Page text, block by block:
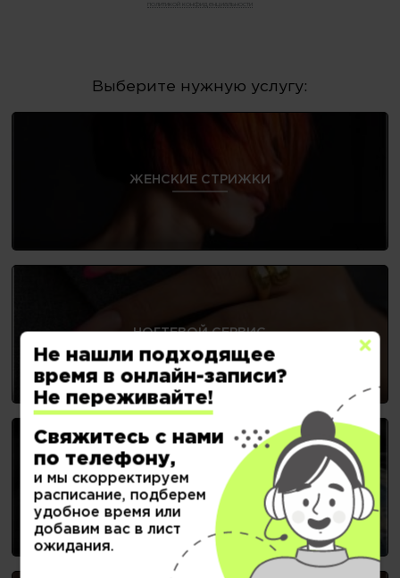
политикой конфиденциальности
Выберите нужную услугу:
ЖЕНСКИЕ СТРИЖКИ
НОГТЕВОЙ СЕРВИС
ОКРАШИВАНИЕ
Не нашли подходящее
время в онлайн-записи?
Не переживайте!
Свяжитесь с нами
по телефону,
и мы скорректируем
расписание, подберем
удобное время или
добавим вас в лист
ожидания.